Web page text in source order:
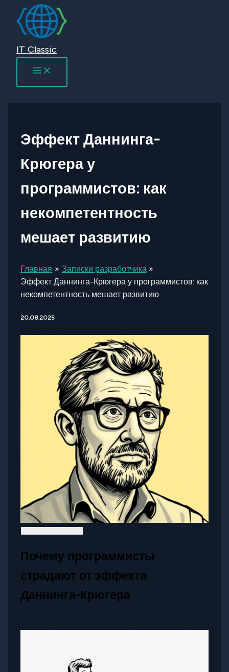
Перейти
содержимому
IT Classic
Эффект Даннинга-
Крюгера у
программистов: как
некомпетентность
мешает развитию
Главная
Записки разработчика
Эффект Даннинга-Крюгера у программистов: как
некомпетентность мешает развитию
20.08.2025
Почему программисты
страдают от эффекта
Даннинга-Крюгера